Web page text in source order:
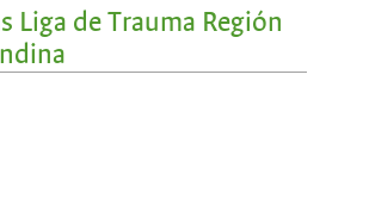
Liga de Trauma Región